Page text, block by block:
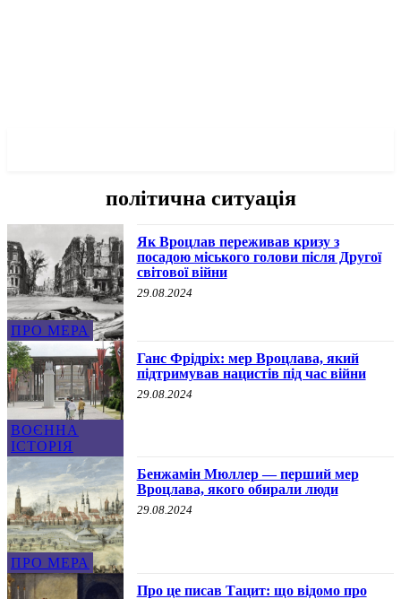
політична ситуація
ПРО МЕРА
Як Вроцлав переживав кризу з
посадою міського голови після Другої
світової війни
29.08.2024
ВОЄННА
ІСТОРІЯ
Ганс Фрідріх: мер Вроцлава, який
підтримував нацистів під час війни
29.08.2024
ПРО МЕРА
Бенжамін Мюллер — перший мер
Вроцлава, якого обирали люди
29.08.2024
Про це писав Тацит: що відомо про